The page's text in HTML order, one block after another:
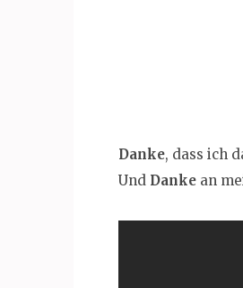
Danke, dass ich
Und Danke an